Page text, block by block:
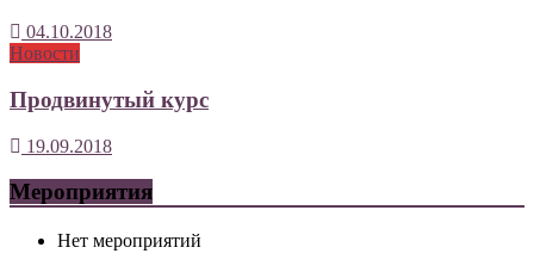
04.10.2018
Новости
Продвинутый курс
19.09.2018
Мероприятия
Нет мероприятий